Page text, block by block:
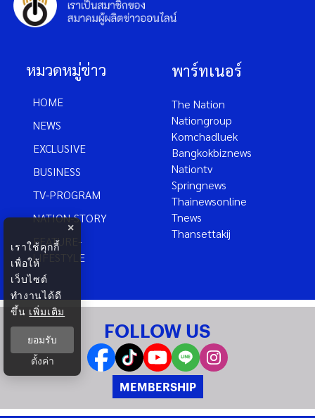
หมวดหมู่ข่าว
HOME
NEWS
EXCLUSIVE
BUSINESS
TV-PROGRAM
NATION-STORY
FEATURE-
LIFESTYLE
พาร์ทเนอร์
The Nation
Nationgroup
Komchadluek
Bangkokbiznews
Nationtv
Springnews
Thainewsonline
Tnews
Thansettakij
FOLLOW US
MEMBERSHIP
×
เราใช้คุกกี้
เพื่อให้
เว็บไซต์
ทำงานได้ดี
ขึ้น เพิ่มเติม
ยอมรับ
ตั้งค่า